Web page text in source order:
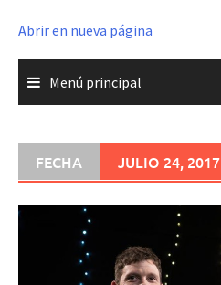
Abrir en nueva página
Menú principal
FECHA JULIO 24, 2017